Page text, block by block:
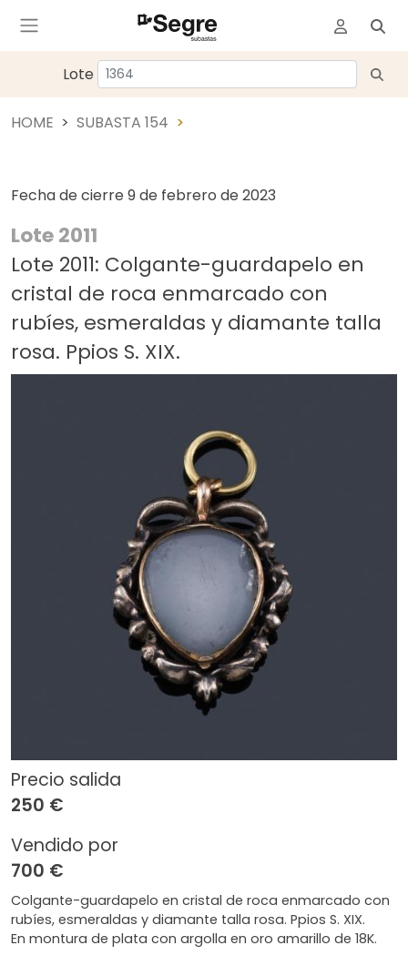
Lote
HOME SUBASTA 154
Fecha de cierre 9 de febrero de 2023
Lote 2011
Lote 2011: Colgante-guardapelo en
cristal de roca enmarcado con
rubíes, esmeraldas y diamante talla
rosa. Ppios S. XIX.
Precio salida
250 €
Vendido por
700 €
Colgante-guardapelo en cristal de roca enmarcado con
rubíes, esmeraldas y diamante talla rosa. Ppios S. XIX.
En montura de plata con argolla en oro amarillo de 18K.